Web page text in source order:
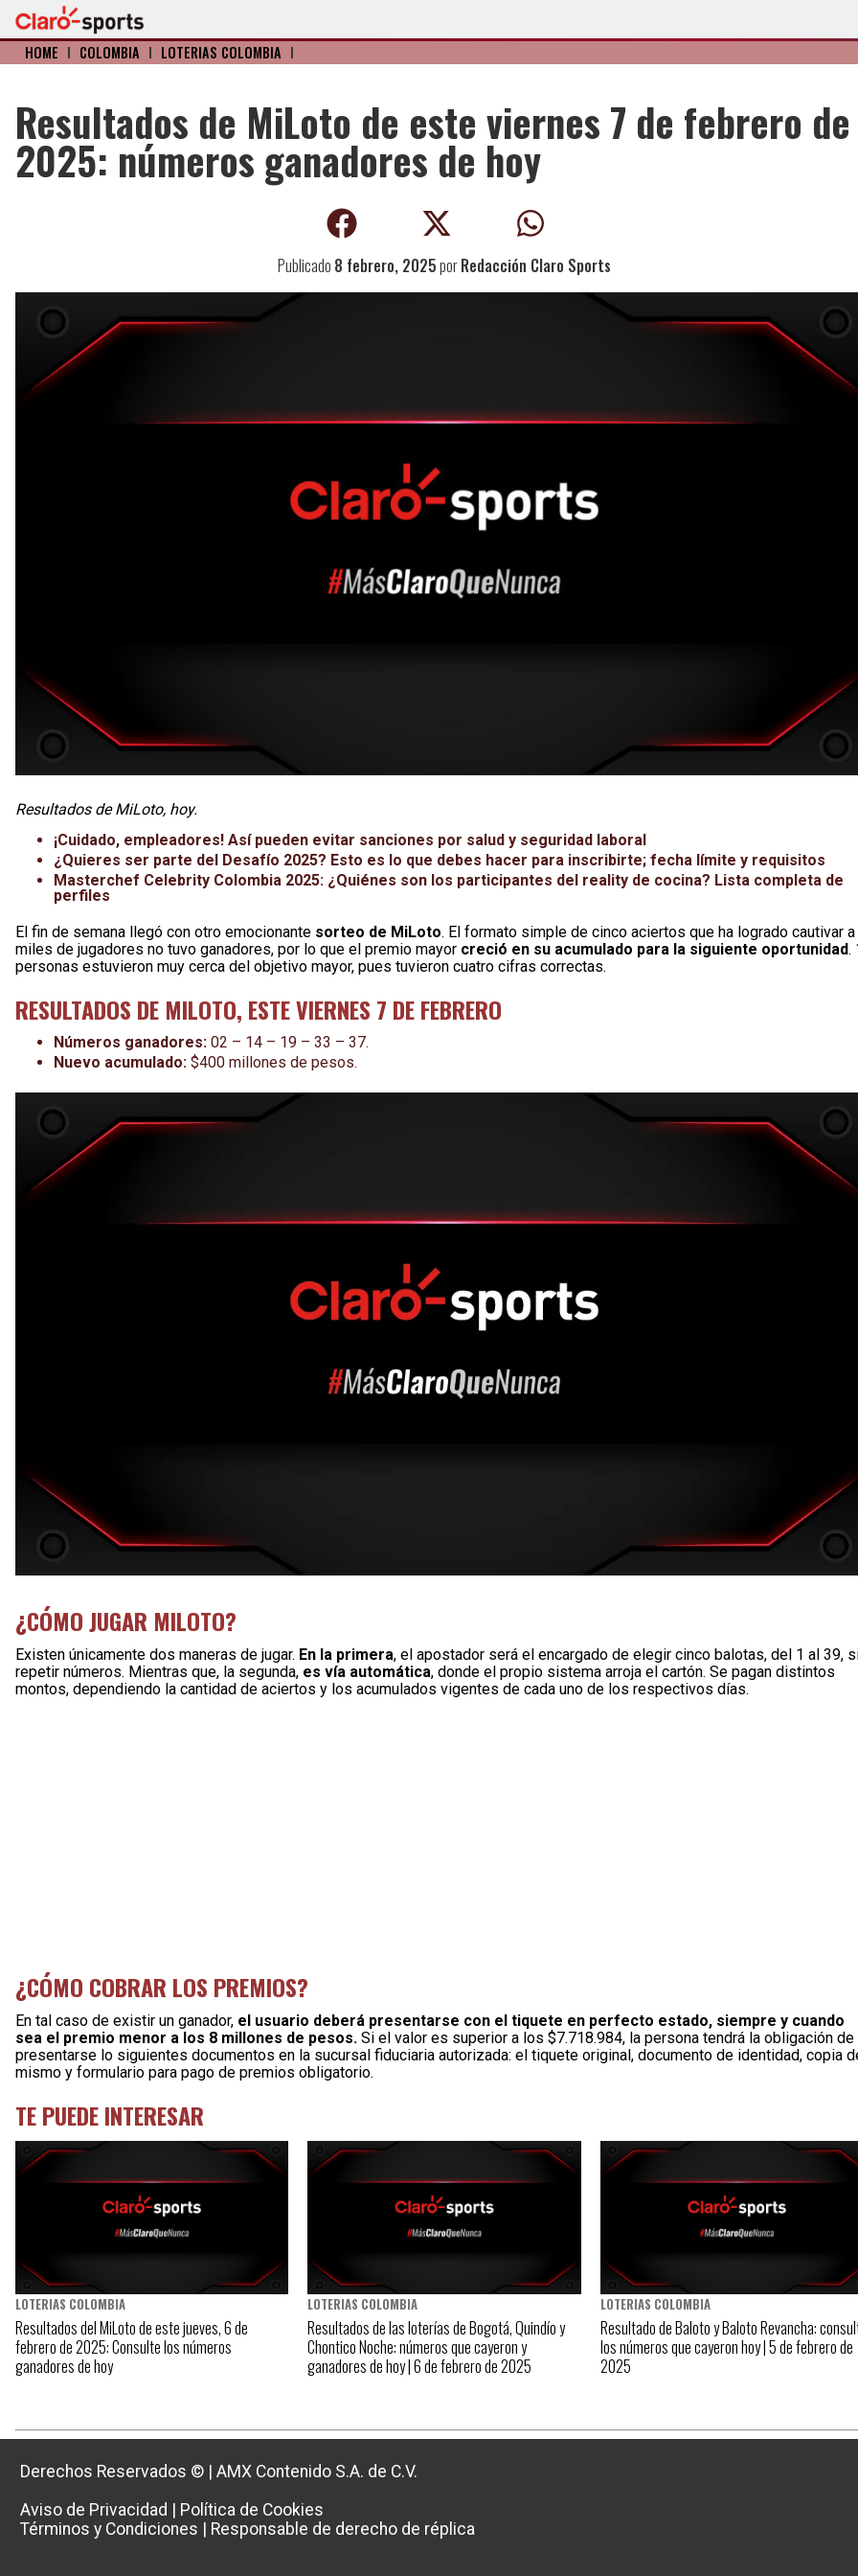
HOME I COLOMBIA I LOTERIAS COLOMBIA I
Resultados de MiLoto de este viernes 7 de febrero de
2025: números ganadores de hoy
Publicado 8 febrero, 2025porRedacción Claro Sports
Resultados de MiLoto, hoy.
¡Cuidado, empleadores! Así pueden evitar sanciones por salud y seguridad laboral
¿Quieres ser parte del Desafío 2025? Esto es lo que debes hacer para inscribirte; fecha límite y requisitos
Masterchef Celebrity Colombia 2025: ¿Quiénes son los participantes del reality de cocina? Lista completa de
perfiles
El fin de semana llegó con otro emocionante sorteo de MiLoto. El formato simple de cinco aciertos que ha logrado cautivar a
miles de jugadores no tuvo ganadores, por lo que el premio mayor creció en su acumulado para la siguiente oportunidad.
personas estuvieron muy cerca del objetivo mayor, pues tuvieron cuatro cifras correctas.
RESULTADOS DE MILOTO, ESTE VIERNES 7 DE FEBRERO
Números ganadores: 02 – 14 – 19 – 33 – 37.
Nuevo acumulado: $400 millones de pesos.
¿CÓMO JUGAR MILOTO?
Existen únicamente dos maneras de jugar. En la primera, el apostador será el encargado de elegir cinco balotas, del 1 al 39,
repetir números. Mientras que, la segunda, es vía automática, donde el propio sistema arroja el cartón. Se pagan distintos
montos, dependiendo la cantidad de aciertos y los acumulados vigentes de cada uno de los respectivos días.
¿CÓMO COBRAR LOS PREMIOS?
En tal caso de existir un ganador, el usuario deberá presentarse con el tiquete en perfecto estado, siempre y cuando
sea el premio menor a los 8 millones de pesos. Si el valor es superior a los $7.718.984, la persona tendrá la obligación de
presentarse lo siguientes documentos en la sucursal fiduciaria autorizada: el tiquete original, documento de identidad, copia
mismo y formulario para pago de premios obligatorio.
TE PUEDE INTERESAR
LOTERIAS COLOMBIA
Resultados del MiLoto de este jueves, 6 de
febrero de 2025: Consulte los números
ganadores de hoy
LOTERIAS COLOMBIA
Resultados de las loterías de Bogotá, Quindío y
Chontico Noche: números que cayeron y
ganadores de hoy | 6 de febrero de 2025
LOTERIAS COLOMBIA
Resultado de Baloto y Baloto Revancha:
los números que cayeron hoy | 5 de febrero de
2025
Derechos Reservados ©
AMX Contenido S.A. de C.V.
Aviso de Privacidad
Política de Cookies
Términos y Condiciones
Responsable de derecho de réplica